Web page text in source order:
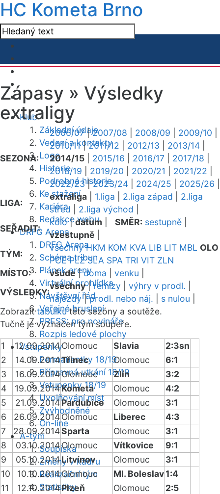
HC Kometa Brno
Klub
Základní údaje
Vedení a kontakty
Logo
Historie
Podrobná historie
Ke stažení
Kariéra
Redakce webu
DRFG Arena
DRFG Arena
Schéma tribun
Plánek areny
Virtuální prohlídka
Návštěvní řád
Veřejné bruslení
PRESS: pro novináře
Rozpis ledové plochy
Vstupenky
Permanentky 18/19
Přípravná utkání 18/19
Vstupenky 18/19
Uvolňování míst
Zvýhodněné
On-line
A-tým
Soupiska
Změny v kádru
Realizační tým
Statistiky
Zápasy » Výsledky
extraligy
SEZONA:
2006/07|2007/08 2008/09 2009/10
2010/11|2011/12 2012/13 2013/14
2014/15
2015/16 2016/17 2017/18
2018/19
2019/20 2020/21 2021/22
2022/23|2023/24 2024/25 2025/26
LIGA:
extraliga 1.liga 2.liga západ
2.liga
střed
2.liga východ
SEŘADIT:
kolo|datum SMĚR: sestupně
vzestupně
TÝM:
všechny HKM KOM KVA LIB LIT MBL OLO
PCE PLZ SLA SPA TRI VIT ZLN
MÍSTO:
všude|doma venku
VÝSLEDKY:
všechny|remízy výhry v prodl.
nájezdy|prodl. nebo náj. s nulou
Zobrazittabulkutéto sezóny a soutěže.
Tučně je vyznačen tým soupeře.
1 12.09.2014Olomouc Slavia
2:3sn
2
14.09.2014Třinec Olomouc
6:1
3
16.09.2014Olomouc Zlín
3:2
4
19.09.2014Kometa Olomouc
4:2
5
21.09.2014Pardubice Olomouc
3:1
6
26.09.2014Olomouc Liberec
4:3
7
28.09.2014Sparta Olomouc
3:1
8
03.10.2014Olomouc Vítkovice
9:1
9
05.10.2014Litvínov Olomouc
3:1
10
10.10.2014Olomouc Ml. Boleslav1:4
11
12.10.2014Plzeň Olomouc
2:5